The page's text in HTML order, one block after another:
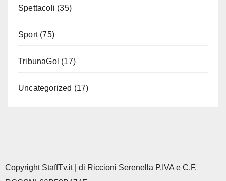
Spettacoli (35)
Sport(75)
TribunaGol (17)
Uncategorized (17)
Copyright StaffTv.it | di Riccioni Serenella P.IVA e C.F.